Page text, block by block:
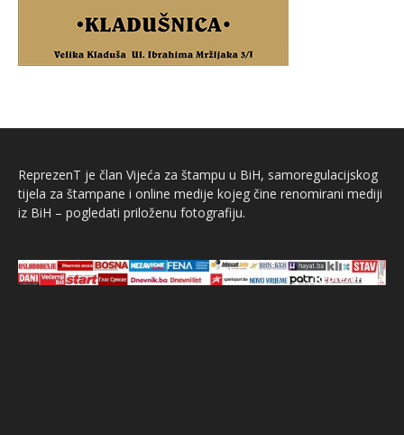
ReprezenT je član Vijeća za štampu u BiH, samoregulacijskog
tijela za štampane i online medije kojeg čine renomirani mediji
iz BiH – pogledati priloženu fotografiju.